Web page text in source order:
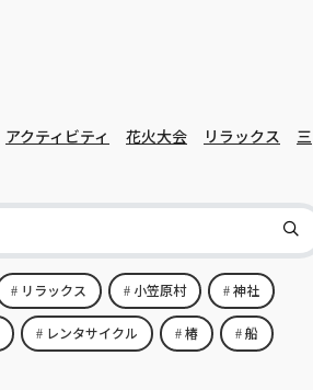
アクティビティ 花火大会 リラックス
三
リラックス 小笠原村 神社
レンタサイクル 椿 船